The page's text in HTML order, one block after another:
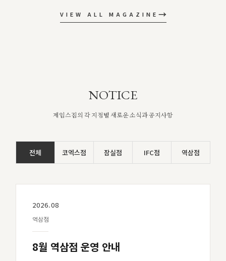
VIEW ALL MAGAZINE →
NOTICE
제임스짐의 각 지점별 새로운 소식과 공지사항
전체 코엑스점 잠실점 IFC점 역삼점
2026.08
역삼점
8월 역삼점 운영 안내